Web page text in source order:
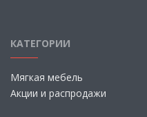
КАТЕГОРИИ
Мягкая мебель
Акции и распродажи